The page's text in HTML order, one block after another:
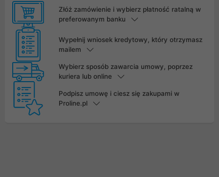
Złóż zamówienie i wybierz płatność ratalną w
preferowanym banku
Wypełnij wniosek kredytowy, który otrzymasz
mailem
Wybierz sposób zawarcia umowy, poprzez
kuriera lub online
Podpisz umowę i ciesz się zakupami w
Proline.pl